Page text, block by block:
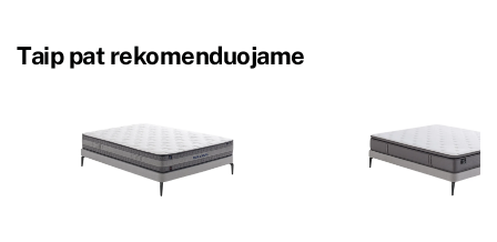
Taip pat rekomenduojame